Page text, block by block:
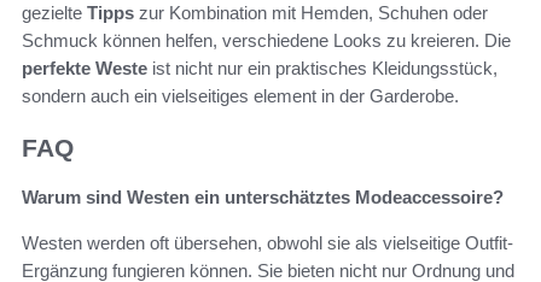
gezielte Tipps zur Kombination mit Hemden, Schuhen oder
Schmuck können helfen, verschiedene Looks zu kreieren. Die
perfekte Weste ist nicht nur ein praktisches Kleidungsstück,
sondern auch ein vielseitiges element in der Garderobe.
FAQ
Warum sind Westen ein unterschätztes Modeaccessoire?
Westen werden oft übersehen, obwohl sie als vielseitige Outfit-
Ergänzung fungieren können. Sie bieten nicht nur Ordnung und